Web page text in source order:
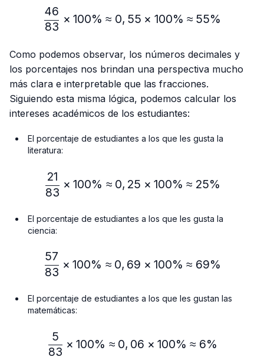
\frac{46}{83} × 100\%
83
46
× 100% ≈ 0, 55 × 100% ≈ 55%
Como podemos observar, los números decimales y
los porcentajes nos brindan una perspectiva mucho
más clara e interpretable que las fracciones.
Siguiendo esta misma lógica, podemos calcular los
intereses académicos de los estudiantes:
El porcentaje de estudiantes a los que les gusta la
literatura:
\frac{21}{83} × 100\% ≈
83
21
× 100% ≈ 0, 25 × 100% ≈ 25%
El porcentaje de estudiantes a los que les gusta la
ciencia:
\frac{57}{83} × 100\% ≈
83
57
× 100% ≈ 0, 69 × 100% ≈ 69%
El porcentaje de estudiantes a los que les gustan las
matemáticas:
\frac{5}{83} × 100\% ≈
83
5
× 100% ≈ 0, 06 × 100% ≈ 6%